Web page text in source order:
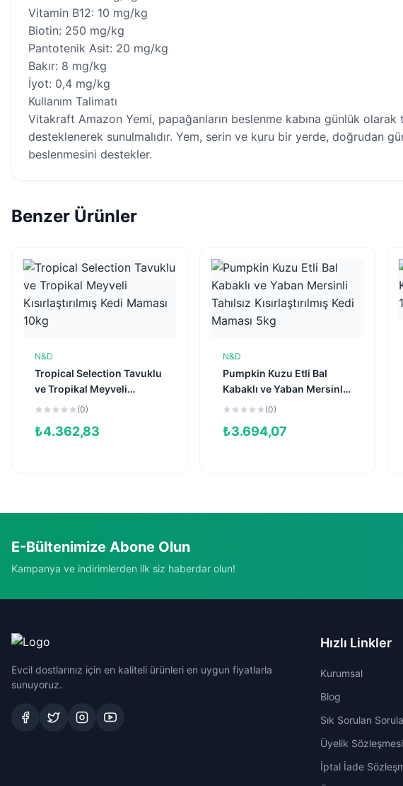
Vitamin B12: 10 mg/kg
Biotin: 250 mg/kg
Pantotenik Asit: 20 mg/kg
Bakır: 8 mg/kg
İyot: 0,4 mg/kg
Kullanım Talimatı
Vitakraft Amazon Yemi, papağanların beslenme kabına günlük
desteklenerek sunulmalıdır. Yem, serin ve kuru bir yerde, doğrudan
beslenmesini destekler.
Benzer Ürünler
N&D
Tropical Selection Tavuklu
ve Tropikal Meyveli
Kısırlaştırılmış Kedi
(0)
₺4.362,83
N&D
Pumpkin Kuzu Etli Bal
Kabaklı ve Yaban Mersinli
Tahılsız Kısırlaştırılmış
(0)
₺3.694,07
E-Bültenimize Abone Olun
Kampanya ve indirimlerden ilk siz haberdar olun!
Evcil dostlarınız için en kaliteli ürünleri en uygun fiyatlarla
sunuyoruz.
Hızlı Linkler
Kurumsal
Blog
Sık Sorulan
Üyelik Sözleşmesi
İptal İade